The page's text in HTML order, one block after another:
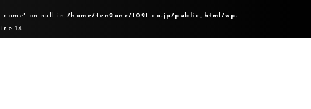
on null in /home/ten2one/1021.co.jp/public_html/wp-
14